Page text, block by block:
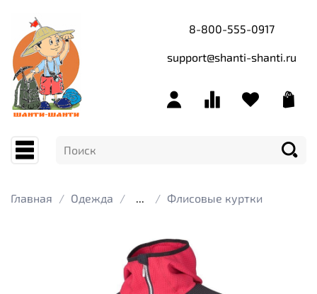
8-800-555-0917
support@shanti-shanti.ru
Главная Одежда Флисовые куртки